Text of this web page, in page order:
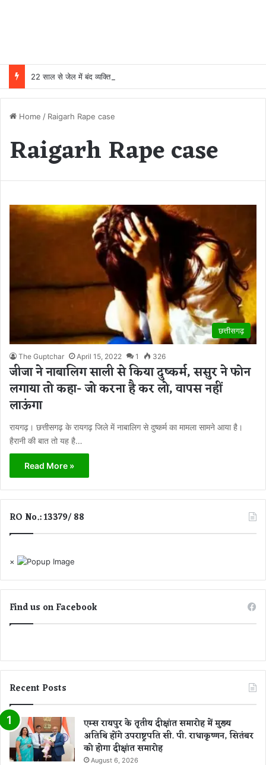
Home / Raigarh Rape case
Raigarh Rape case
छत्तीसगढ़
The Guptchar April 15, 2022 1 326
जीजा ने नाबालिग साली से किया दुष्कर्म, ससुर ने फोन
लगाया तो कहा- जो करना है कर लो, वापस नहीं
लाऊंगा
रायगढ़। छत्तीसगढ़ के रायगढ़ जिले में नाबालिग से दुष्कर्म का मामला सामने आया है।
हैरानी की बात तो यह है…
Read More »
RO No.: 13379/ 88
×
Find us on Facebook
Recent Posts
एम्स रायपुर के तृतीय दीक्षांत समारोह में मुख्य
अतिथि होंगे उपराष्ट्रपति सी. पी. राधाकृष्णन, सितंबर
को होगा दीक्षांत समारोह
August 6, 2026